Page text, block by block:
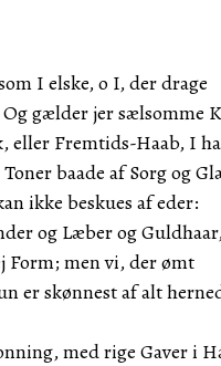
I elske, o I, der drage
Og gælder jer sælsomme
eller Fremtids-Haab, I
Toner baade af Sorg og
ikke beskues af eder:
og Læber og
Form; men vi, der ømt
er skønnest af alt
med rige Gaver i